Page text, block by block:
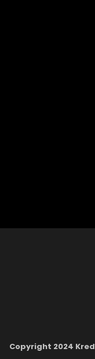
Copyright 2024